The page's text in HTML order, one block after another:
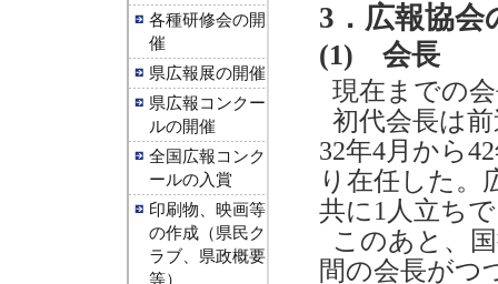
各種研修会の開
催
県広報展の開催
県広報コンクー
ルの開催
全国広報コンク
ールの入賞
印刷物、映画等
の作成（県民ク
ラブ、県政概要
等）
3．広報協会
(1) 会長
現在までの
初代会長は
32年4月から
り在任した。
共に1人立ち
このあと、
間の会長がつ